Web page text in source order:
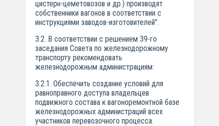
цистерн-цеметовозов и др.) производят
собственники вагонов в соответствии с
инструкциями заводов-изготовителей".
3.2. В соответствии с решением 39-го
заседания Совета по железнодорожному
транспорту рекомендовать
железнодорожным администрациям:
3.2.1. Обеспечить создание условий для
равноправного доступа владельцев
подвижного состава к вагоноремонтной базе
железнодорожных администраций всех
участников перевозочного процесса.